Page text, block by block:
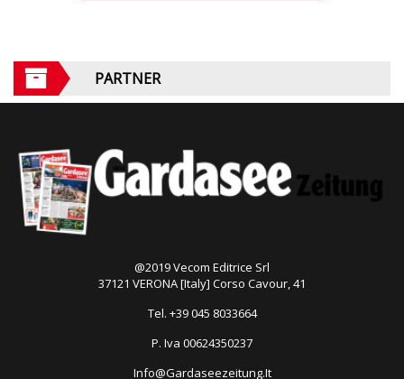
PARTNER
@2019 Vecom Editrice Srl
37121 VERONA [Italy] Corso Cavour, 41
Tel. +39 045 8033664
P. Iva 00624350237
Info@Gardaseezeitung.It